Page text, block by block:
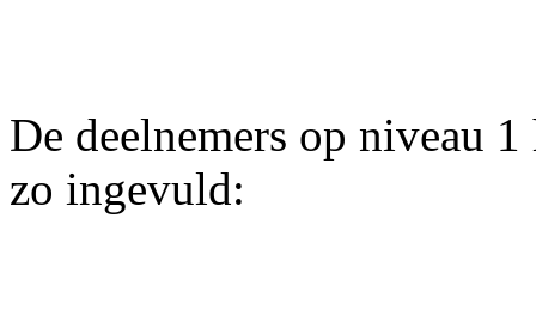
De deelnemers op niveau
zo ingevuld: